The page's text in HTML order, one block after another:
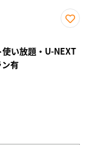
り登
録
い放題・U-NEXT
有